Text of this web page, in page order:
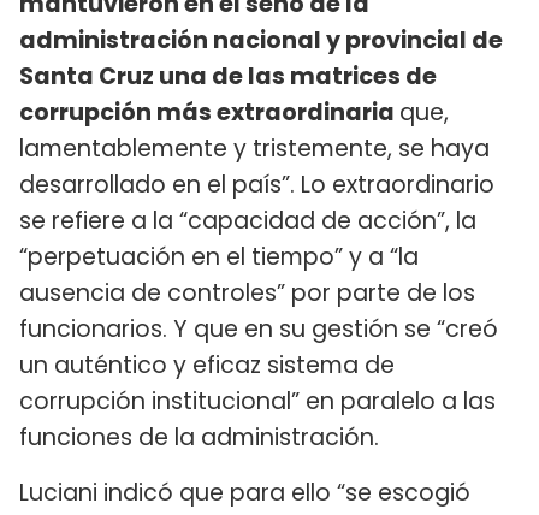
administración nacional y provincial de
Santa Cruz una de las matrices de
corrupción más extraordinaria que,
lamentablemente y tristemente, se haya
desarrollado en el país”. Lo extraordinario
se refiere a la “capacidad de acción”, la
“perpetuación en el tiempo” y a “la
ausencia de controles” por parte de los
funcionarios. Y que en su gestión se “creó
un auténtico y eficaz sistema de
corrupción institucional” en paralelo a las
funciones de la administración.
Luciani indicó que para ello “se escogió